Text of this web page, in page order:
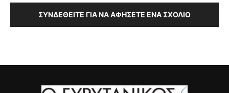
ΣΥΝΔΕΘΕΊΤΕ ΓΙΑ ΝΑ ΑΦΉΣΕΤΕ ΈΝΑ ΣΧΌΛΙΟ